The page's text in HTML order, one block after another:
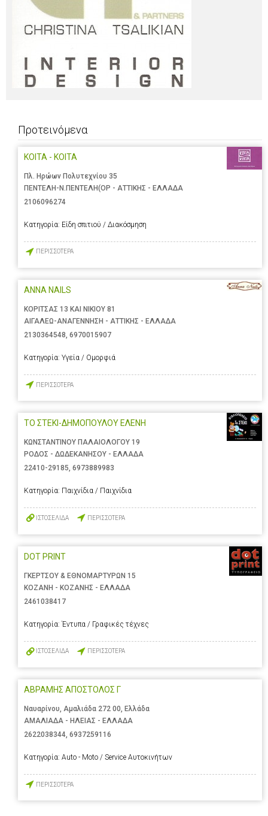
Προτεινόμενα
ΚΟΙΤΑ - ΚΟΙΤΑ
Πλ. Ηρώων Πολυτεχνίου 35
ΠΕΝΤΕΛΗ-Ν.ΠΕΝΤΕΛΗ(ΟΡ - ΑΤΤΙΚΗΣ - ΕΛΛΑΔΑ
2106096274
Κατηγορία: Είδη σπιτιού / Διακόσμηση
ΠΕΡΙΣΣΟΤΕΡΑ
ANNA NAILS
ΚΟΡΙΤΣΑΣ 13 ΚΑΙ ΝΙΚΙΟΥ 81
ΑΙΓΑΛΕΩ-ΑΝΑΓΕΝΝΗΣΗ - ΑΤΤΙΚΗΣ - ΕΛΛΑΔΑ
2130364548, 6970015907
Κατηγορία: Υγεία / Ομορφιά
ΠΕΡΙΣΣΟΤΕΡΑ
ΤΟ ΣΤΕΚΙ-ΔΗΜΟΠΟΥΛΟΥ ΕΛΕΝΗ
ΚΩΝΣΤΑΝΤΙΝΟΥ ΠΑΛΑΙΟΛΟΓΟΥ 19
ΡΟΔΟΣ - ΔΩΔΕΚΑΝΗΣΟΥ - ΕΛΛΑΔΑ
22410-29185, 6973889983
Κατηγορία: Παιχνίδια / Παιχνίδια
ΙΣΤΟΣΕΛΙΔΑ ΠΕΡΙΣΣΟΤΕΡΑ
DOT PRINT
ΓΚΕΡΤΣΟΥ & ΕΘΝΟΜΑΡΤΥΡΩΝ 15
ΚΟΖΑΝΗ - ΚΟΖΑΝΗΣ - ΕΛΛΑΔΑ
2461038417
Κατηγορία: Έντυπα / Γραφικές τέχνες
ΙΣΤΟΣΕΛΙΔΑ ΠΕΡΙΣΣΟΤΕΡΑ
ΑΒΡΑΜΗΣ ΑΠΟΣΤΟΛΟΣ Γ
Ναυαρίνου, Αμαλιάδα 272 00, Ελλάδα
ΑΜΑΛΙΑΔΑ - ΗΛΕΙΑΣ - ΕΛΛΑΔΑ
2622038344, 6937259116
Κατηγορία: Auto - Moto / Service Αυτοκινήτων
ΠΕΡΙΣΣΟΤΕΡΑ